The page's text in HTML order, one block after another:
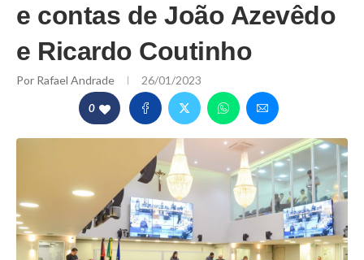
e contas de João Azevêdo
e Ricardo Coutinho
Por Rafael Andrade 26/01/2023
0